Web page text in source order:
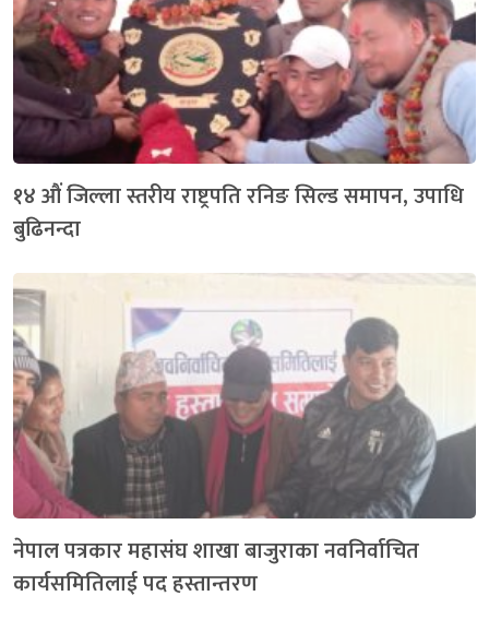
१४ औं जिल्ला स्तरीय राष्ट्रपति रनिङ सिल्ड समापन, उपाधि
बुढिनन्दा
नेपाल पत्रकार महासंघ शाखा बाजुराका नवनिर्वाचित
कार्यसमितिलाई पद हस्तान्तरण